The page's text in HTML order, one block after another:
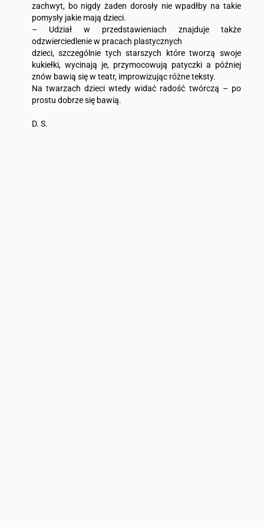
zachwyt, bo nigdy żaden dorosły nie wpadłby na takie
pomysły jakie mają dzieci.
– Udział w przedstawieniach znajduje także
odzwierciedlenie w pracach plastycznych
dzieci, szczególnie tych starszych które tworzą swoje
kukiełki, wycinają je, przymocowują patyczki a później
znów bawią się w teatr, improwizując różne teksty.
Na twarzach dzieci wtedy widać radość twórczą – po
prostu dobrze się bawią.
D. S.